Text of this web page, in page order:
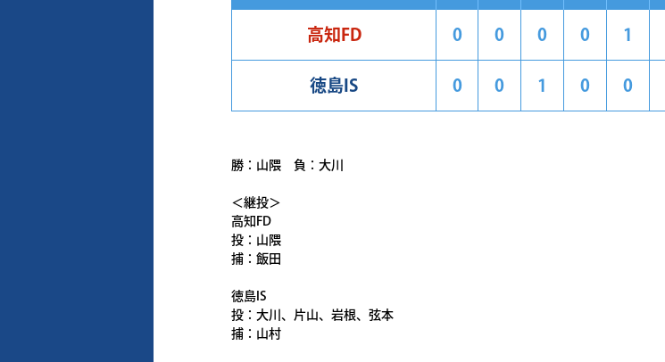
高知FD 0 0 0 0 1
徳島IS 0 0 1 0 0
勝：山隈 負：大川
＜継投＞
高知FD
投：山隈
捕：飯田
徳島IS
投：大川、片山、岩根、弦本
捕：山村